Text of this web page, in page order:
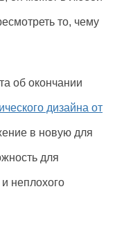
то, чему
об окончании
дизайна от
в новую для
для
неплохого